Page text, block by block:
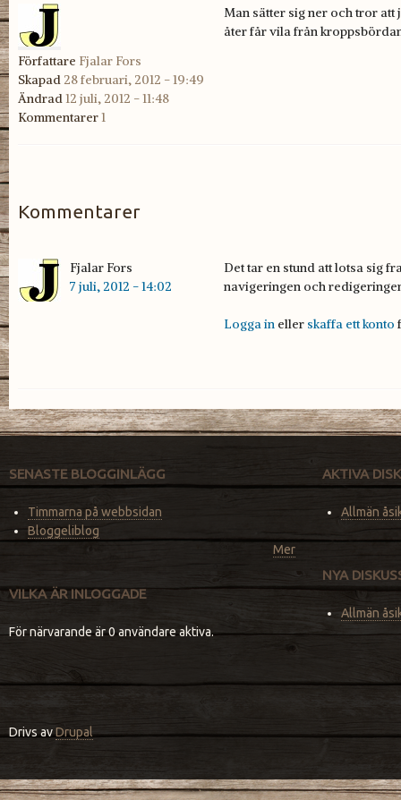
Författare Fjalar Fors
Skapad 28 februari, 2012 - 19:49
Ändrad12 juli, 2012 - 11:48
Kommentarer1
Man sätter sig ner och tror
åter får vila från
Kommentarer
Det tar en stund att lotsa
Fjalar Fors
7 juli, 2012 - 14:02
Det tar en stund att lotsa sig
navigeringen och
Logga in eller skaffa ett konto
SENASTE BLOGGINLÄGG
Timmarna på webbsidan
Bloggeliblog
Mer
VILKA ÄR INLOGGADE
För närvarande är 0 användare aktiva.
AKTIVA
Allmän
NYA
Allmän
Drivs avDrupal